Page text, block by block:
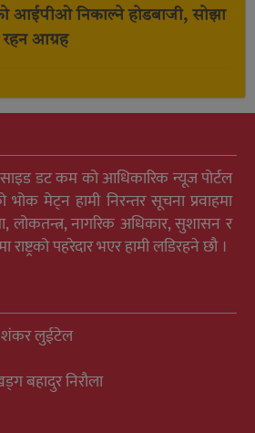
आईपीओ निकाल्ने होडबाजी, सोझा
रहन आग्रह
डट कम को आधिकारिक न्यूज पोर्टल
मेट्न हामी निरन्तर सूचना प्रवाहमा
लोकतन्त्र, नागरिक अधिकार, सुशासन र
राष्ट्रको पहरेदार भएर हामी लडिरहने छौ ।
लुईटेल
बहादुर निरौला